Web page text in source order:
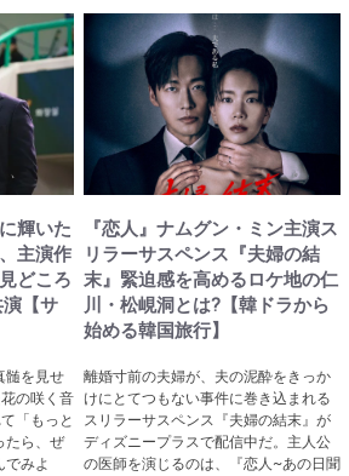
輝いた
主演作
どころ
【サ
髄を見せ
の咲く音
「もっと
たら、ぜ
でみよ
『恋人』ナムグン・ミン主演ス
リラーサスペンス『夫婦の結
末』緊迫感を高めるロケ地の仁
川・松峴洞とは?【韓ドラから
始める韓国旅行】
離婚寸前の夫婦が、夫の泥酔をきっか
けにとてつもない事件に巻き込まれる
スリラーサスペンス『夫婦の結末』が
ディズニープラスで配信中だ。主人公
の医師を演じるのは、『恋人~あの日聞